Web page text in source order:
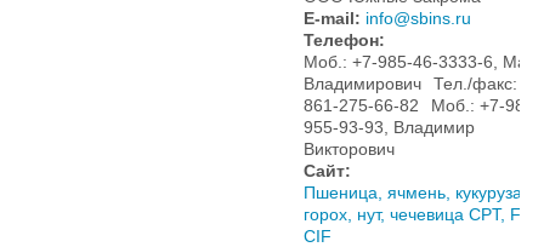
E-mail: info@sbins.ru
Телефон:
Моб.: +7-985-46-3333-6,
Владимирович
Тел./факс:
861-275-66-82
Моб.: +7-988-
955-93-93, Владимир
Викторович
Сайт:
Пшеница, ячмень, кукуруза,
горох, нут, чечевица CPT,
CIF